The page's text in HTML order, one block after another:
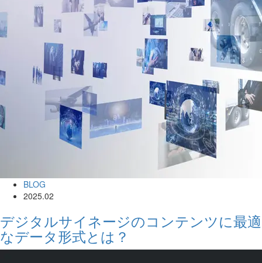
BLOG
2025.02
デジタルサイネージのコンテンツに最適
なデータ形式とは？